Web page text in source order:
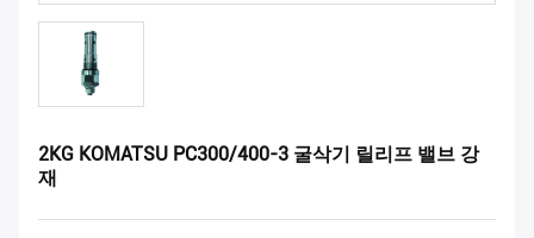
2KG KOMATSU PC300/400-3 굴삭기 릴리프 밸브 강
재